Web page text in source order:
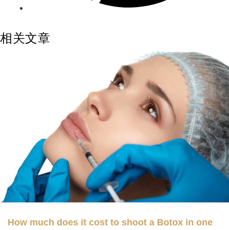
相关文章
How much does it cost to shoot a Botox in one